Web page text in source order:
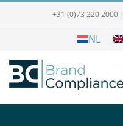
+31 (0)73 220 2000 |
NL